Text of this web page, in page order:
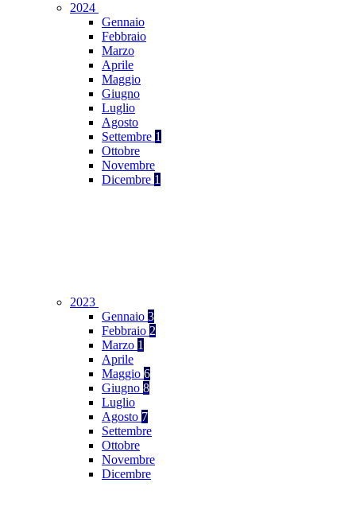
2024
Gennaio
Febbraio
Marzo
Aprile
Maggio
Giugno
Luglio
Agosto
Settembre 1
Ottobre
Novembre
Dicembre 1
2023
Gennaio 3
Febbraio 2
Marzo 1
Aprile
Maggio 6
Giugno 8
Luglio
Agosto 7
Settembre
Ottobre
Novembre
Dicembre